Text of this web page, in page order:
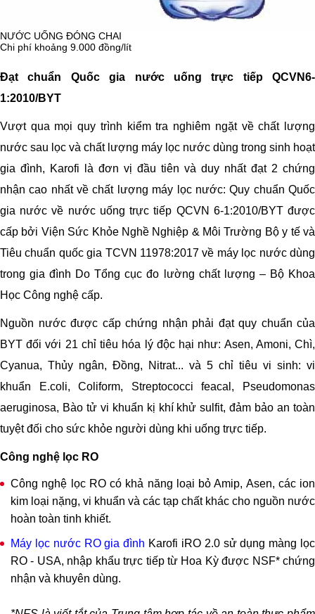
CẢNH BÁO THAY LÕI
Giúp tiết kiệm chi phí và đảm bảo chất lượng sau lọc
NƯỚC UỐNG ĐÓNG CHAI
Chi phí khoảng 9.000 đồng/lít
Đạt chuẩn Quốc gia nước uống trực tiếp QCVN6-
1:2010/BYT
Vượt qua mọi quy trình kiểm tra nghiêm ngặt về chất lượng
nước sau lọc và chất lượng máy lọc nước dùng trong sinh hoạt
gia đình, Karofi là đơn vị đầu tiên và duy nhất đạt 2 chứng
nhận cao nhất về chất lượng máy lọc nước: Quy chuẩn Quốc
gia nước về nước uống trực tiếp QCVN 6-1:2010/BYT được
cấp bởi Viện Sức Khỏe Nghề Nghiệp & Môi Trường Bộ y tế và
Tiêu chuẩn quốc gia TCVN 11978:2017 về máy lọc nước dùng
trong gia đình Do Tổng cục đo lường chất lượng – Bộ Khoa
Học Công nghệ cấp.
Nguồn nước được cấp chứng nhận phải đạt quy chuẩn của
BYT đối với 21 chỉ tiêu hóa lý độc hại như: Asen, Amoni, Chì,
Cyanua, Thủy ngân, Đồng, Nitrat... và 5 chỉ tiêu vi sinh: vi
khuẩn E.coli, Coliform, Streptococci feacal, Pseudomonas
aeruginosa, Bào tử vi khuẩn kị khí khử sulfit, đảm bảo an toàn
tuyệt đối cho sức khỏe người dùng khi uống trực tiếp.
Công nghệ lọc RO
Công nghệ lọc RO có khả năng loại bỏ Amip, Asen, các ion
kim loại nặng, vi khuẩn và các tạp chất khác cho nguồn nước
hoàn toàn tinh khiết.
Máy lọc nước RO gia đình Karofi iRO 2.0 sử dụng màng lọc
RO - USA, nhập khẩu trực tiếp từ Hoa Kỳ được NSF* chứng
nhận và khuyên dùng.